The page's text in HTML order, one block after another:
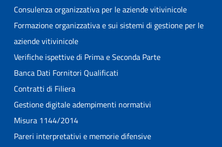
Consulenza organizzativa per le aziende vitivinicole
Formazione organizzativa e sui sistemi di gestione per le
aziende vitivinicole
Verifiche ispettive di Prima e Seconda Parte
Banca Dati Fornitori Qualificati
Contratti di Filiera
Gestione digitale adempimenti normativi
Misura 1144/2014
Pareri interpretativi e memorie difensive